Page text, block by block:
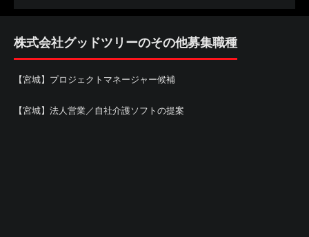
株式会社グッドツリーのその他募集職種
【宮城】プロジェクトマネージャー候補
【宮城】法人営業／自社介護ソフトの提案